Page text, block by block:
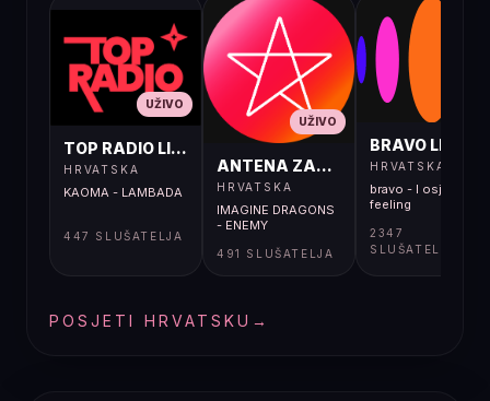
UŽIVO
TOP RADIO LIVE
HRVATSKA
KAOMA - LAMBADA
447 SLUŠATELJA
UŽIVO
ANTENA ZAGREB LIVE
HRVATSKA
IMAGINE DRAGONS
- ENEMY
491 SLUŠATELJA
BRAVO LIVE
HRVATSKA
bravo - I osjećaj i
feeling
2347
SLUŠATELJA
POSJETI HRVATSKU →